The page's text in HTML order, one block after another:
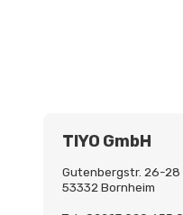
TIYO GmbH
Gutenbergstr. 26-28
53332 Bornheim